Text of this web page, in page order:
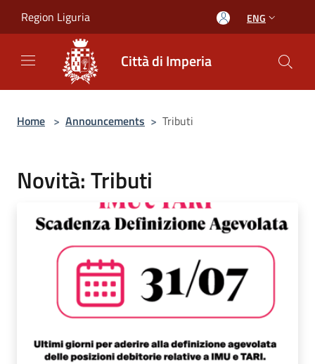
Region Liguria ENG
Città di Imperia
Home > Announcements > Tributi
Novità: Tributi